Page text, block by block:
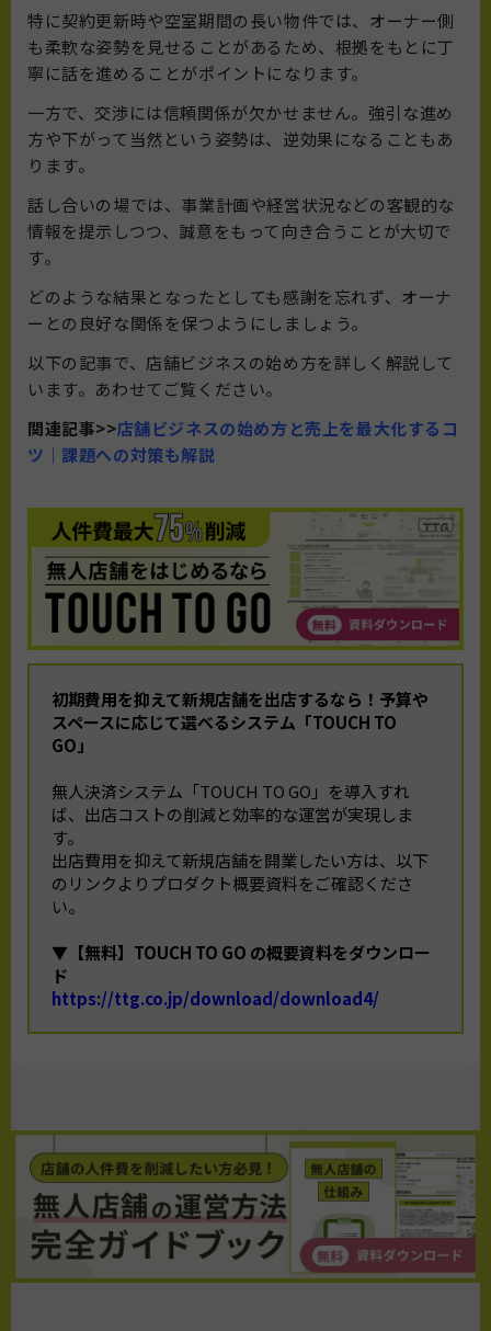
特に契約更新時や空室期間の長い物件では、オーナー側
も柔軟な姿勢を見せることがあるため、根拠をもとに丁
寧に話を進めることがポイントになります。
一方で、交渉には信頼関係が欠かせません。強引な進め
方や下がって当然という姿勢は、逆効果になることもあ
ります。
話し合いの場では、事業計画や経営状況などの客観的な
情報を提示しつつ、誠意をもって向き合うことが大切で
す。
どのような結果となったとしても感謝を忘れず、オーナ
ーとの良好な関係を保つようにしましょう。
以下の記事で、店舗ビジネスの始め方を詳しく解説して
います。あわせてご覧ください。
関連記事>>店舗ビジネスの始め方と売上を最大化するコ
ツ｜課題への対策も解説
初期費用を抑えて新規店舗を出店するなら！ 予算や
スペースに応じて選べるシステム「TOUCH TO
GO」
無人決済システム「TOUCH TO GO」を導入すれ
ば、出店コストの削減と効率的な運営が実現しま
す。
出店費用を抑えて新規店舗を開業したい方は、以下
のリンクよりプロダクト概要資料をご確認くださ
い。
▼【無料】TOUCH TO GO の概要資料をダウンロー
ド
https://ttg.co.jp/download/download4/